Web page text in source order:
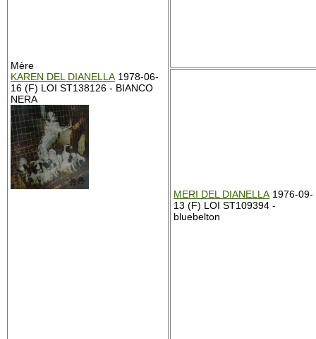
Mère
KAREN DEL DIANELLA 1978-06-
16 (F) LOI ST138126 - BIANCO
NERA
MERI DEL DIANELLA 1976-09-
13 (F) LOI ST109394 -
bluebelton